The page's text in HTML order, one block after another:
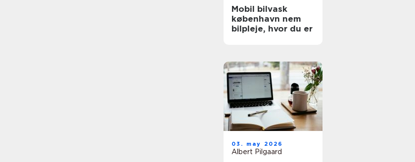
Mobil bilvask
københavn nem
bilpleje, hvor du er
03. may 2026
Albert Pilgaard